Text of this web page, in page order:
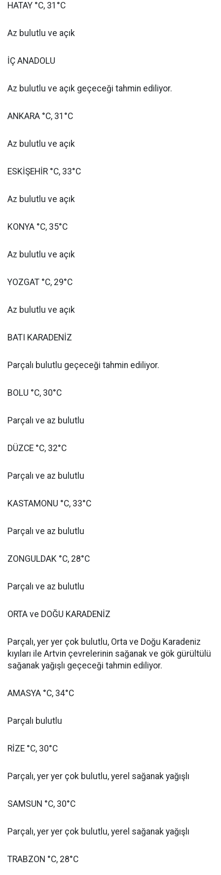
HATAY °C, 31°C
Az bulutlu ve açık
İÇ ANADOLU
Az bulutlu ve açık geçeceği tahmin ediliyor.
ANKARA °C, 31°C
Az bulutlu ve açık
ESKİŞEHİR °C, 33°C
Az bulutlu ve açık
KONYA °C, 35°C
Az bulutlu ve açık
YOZGAT °C, 29°C
Az bulutlu ve açık
BATI KARADENİZ
Parçalı bulutlu geçeceği tahmin ediliyor.
BOLU °C, 30°C
Parçalı ve az bulutlu
DÜZCE °C, 32°C
Parçalı ve az bulutlu
KASTAMONU °C, 33°C
Parçalı ve az bulutlu
ZONGULDAK °C, 28°C
Parçalı ve az bulutlu
ORTA ve DOĞU KARADENİZ
Parçalı, yer yer çok bulutlu, Orta ve Doğu Karadeniz
kıyıları ile Artvin çevrelerinin sağanak ve gök gürültülü
sağanak yağışlı geçeceği tahmin ediliyor.
AMASYA °C, 34°C
Parçalı bulutlu
RİZE °C, 30°C
Parçalı, yer yer çok bulutlu, yerel sağanak yağışlı
SAMSUN °C, 30°C
Parçalı, yer yer çok bulutlu, yerel sağanak yağışlı
TRABZON °C, 28°C